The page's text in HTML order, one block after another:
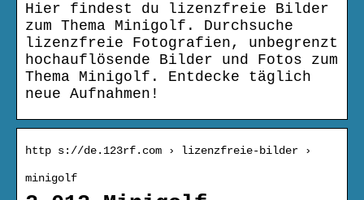
Hier findest du lizenzfreie Bilder
zum Thema Minigolf. Durchsuche
lizenzfreie Fotografien, unbegrenzt
hochauflösende Bilder und Fotos zum
Thema Minigolf. Entdecke täglich
neue Aufnahmen!
http s://de.123rf.com › lizenzfreie-bilder ›
minigolf